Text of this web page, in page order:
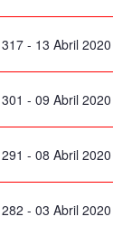
- 13 Abril 2020
- 09 Abril 2020
- 08 Abril 2020
- 03 Abril 2020